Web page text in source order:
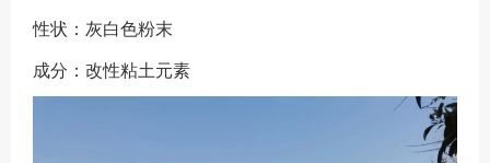
性状：灰白色粉末
成分：改性粘土元素